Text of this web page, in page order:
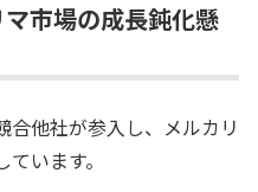
市場の成長鈍化懸
合他社が参入し、メルカリ
います。